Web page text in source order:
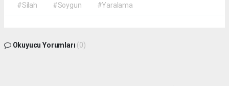
#Silah #Soygun #Yaralama
Okuyucu Yorumları (0)